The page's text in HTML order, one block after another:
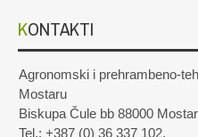
KONTAKTI
Agronomski i prehrambeno-
Mostaru
Biskupa Čule bb 88000
Tel.: +387 (0) 36 337 102,